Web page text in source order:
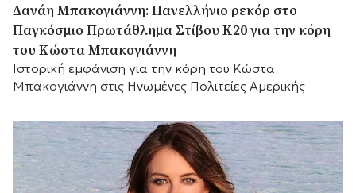
Δανάη Μπακογιάννη: Πανελλήνιο ρεκόρ στο
Παγκόσμιο Πρωτάθλημα Στίβου Κ20 για την κόρη
του Κώστα Μπακογιάννη
Ιστορική εμφάνιση για την κόρη του Κώστα
Μπακογιάννη στις Ηνωμένες Πολιτείες Αμερικής